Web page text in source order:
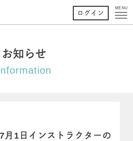
MENU
ログイン
お知らせ
月1日インストラクターの